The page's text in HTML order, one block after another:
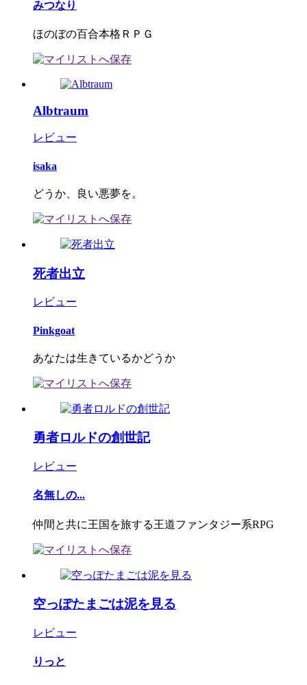
みつなり
ほのぼの百合本格ＲＰＧ
Albtraum
レビュー
isaka
どうか、良い悪夢を。
死者出立
レビュー
Pinkgoat
あなたは生きているかどうか
勇者ロルドの創世記
レビュー
名無しの...
仲間と共に王国を旅する王道ファンタジー系RPG
空っぽたまごは泥を見る
レビュー
りっと